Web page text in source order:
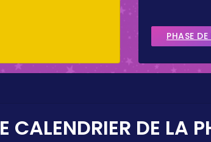
PHASE
CALENDRIER DE LA